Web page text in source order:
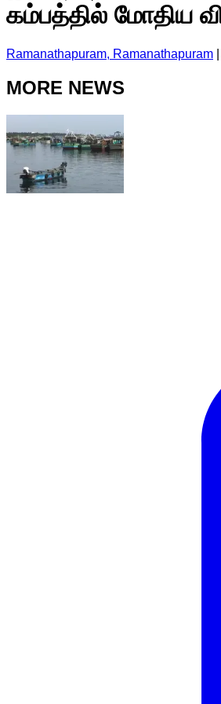
கம்பத்தில் மோதிய
Ramanathapuram, Ramanathapuram
MORE NEWS